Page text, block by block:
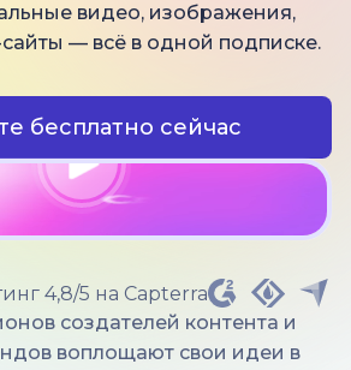
видео, изображения,
— всё в одной подписке.
бесплатно сейчас
4,8/5 на Capterra
создателей контента и
воплощают свои идеи в